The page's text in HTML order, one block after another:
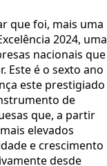
que foi, mais uma
2024, uma
nacionais que
Este é o sexto ano
este prestigiado
de
que, a partir
elevados
e crescimento
desde